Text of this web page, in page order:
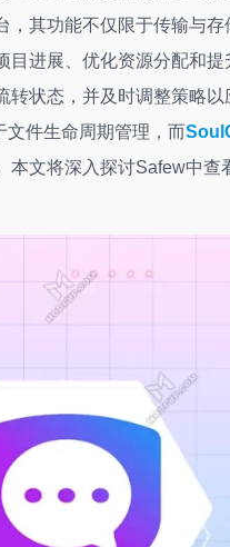
，其功能不仅限于传输与
目进展、优化资源分配和
转状态，并及时调整策略以
文件生命周期管理，而
本文将深入探讨Safew中